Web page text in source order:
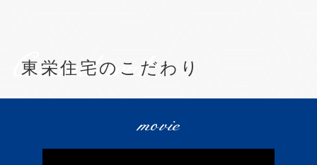
東栄住宅のこだわり
movie